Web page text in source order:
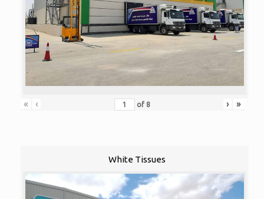
« ‹ of 8 › »
White Tissues